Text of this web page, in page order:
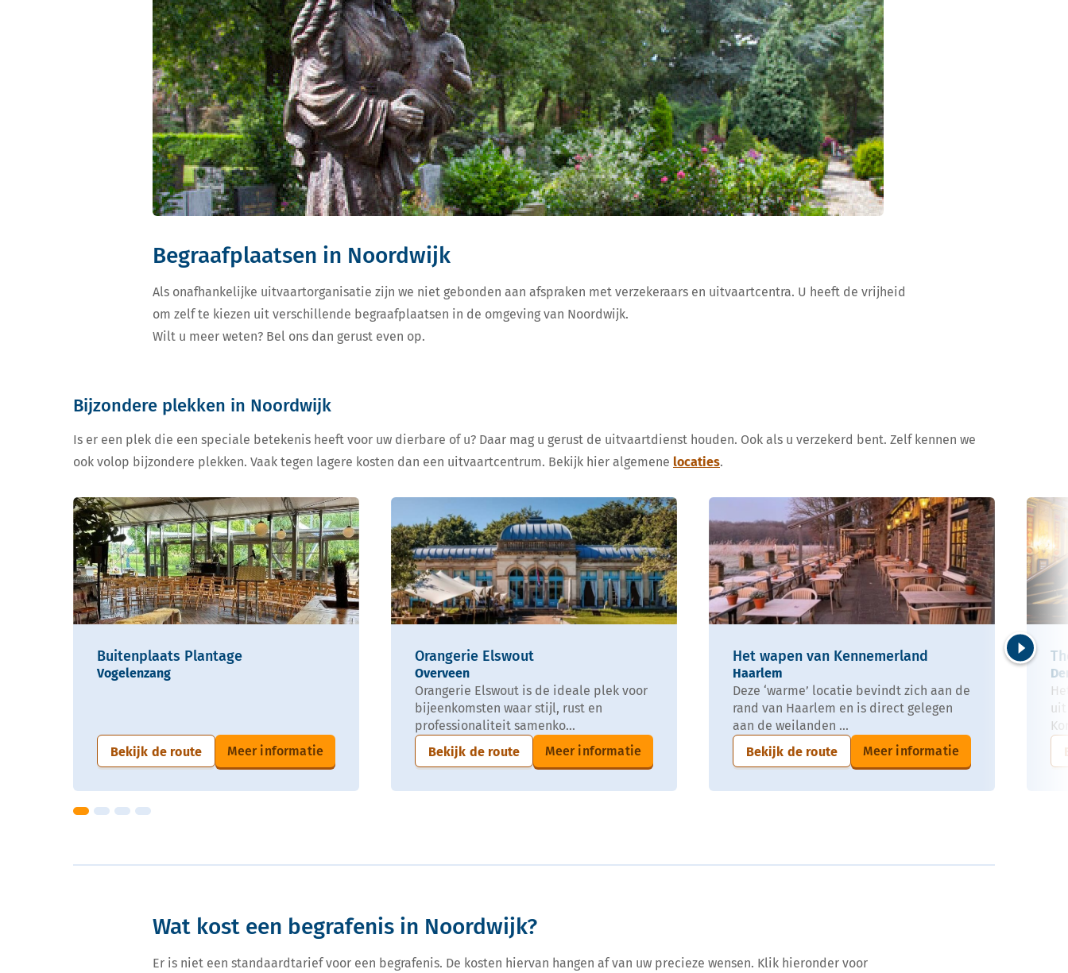
Begraafplaatsen in Noordwijk
Als onafhankelijke uitvaartorganisatie zijn we niet gebonden aan afspraken met verzekeraars en uitvaartcentra. U heeft de vrijheid
om zelf te kiezen uit verschillende begraafplaatsen in de omgeving van Noordwijk.
Wilt u meer weten? Bel ons dan gerust even op.
Bijzondere plekken in Noordwijk
Is er een plek die een speciale betekenis heeft voor uw dierbare of u? Daar mag u gerust de uitvaartdienst houden. Ook als u verzekerd bent. Zelf kennen we
ook volop bijzondere plekken. Vaak tegen lagere kosten dan een uitvaartcentrum. Bekijk hier algemene locaties.
Buitenplaats Plantage
Vogelenzang
Bekijk de route Meer informatie
Orangerie Elswout
Overveen
Orangerie Elswout is de ideale plek voor
bijeenkomsten waar stijl, rust en
professionaliteit samenko...
Bekijk de route
Meer informatie
Het wapen van Kennemerland
Haarlem
Deze ‘warme’ locatie bevindt zich aan de
rand van Haarlem en is direct gelegen
aan de weilanden ...
Bekijk de route
Meer informatie
uit
Volgende
Wat kost een begrafenis in Noordwijk?
Er is niet een standaardtarief voor een begrafenis. De kosten hiervan hangen af van uw precieze wensen. Klik hieronder voor